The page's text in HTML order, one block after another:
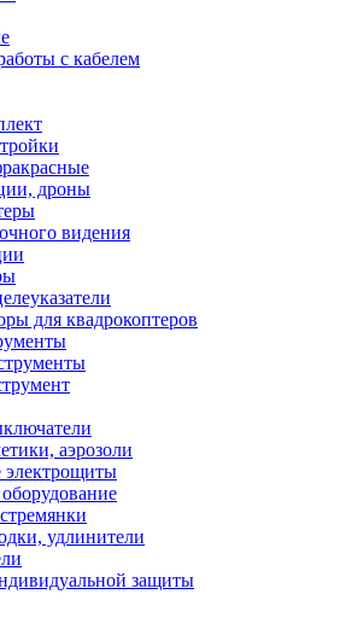
с кабелем
дроны
видения
для квадрокоптеров
аэрозоли
удлинители
защиты